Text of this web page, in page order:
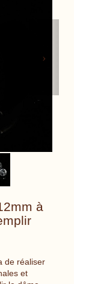
à
de réaliser
et